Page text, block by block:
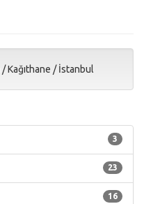
/Kağıthane /İstanbul
3
23
16